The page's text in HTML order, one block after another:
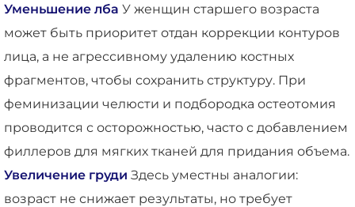
Уменьшение лба У женщин старшего возраста
может быть приоритет отдан коррекции контуров
лица, а не агрессивному удалению костных
фрагментов, чтобы сохранить структуру. При
феминизации челюсти и подбородка остеотомия
проводится с осторожностью, часто с добавлением
филлеров для мягких тканей для придания объема.
Увеличение груди Здесь уместны аналогии:
возраст не снижает результаты, но требует